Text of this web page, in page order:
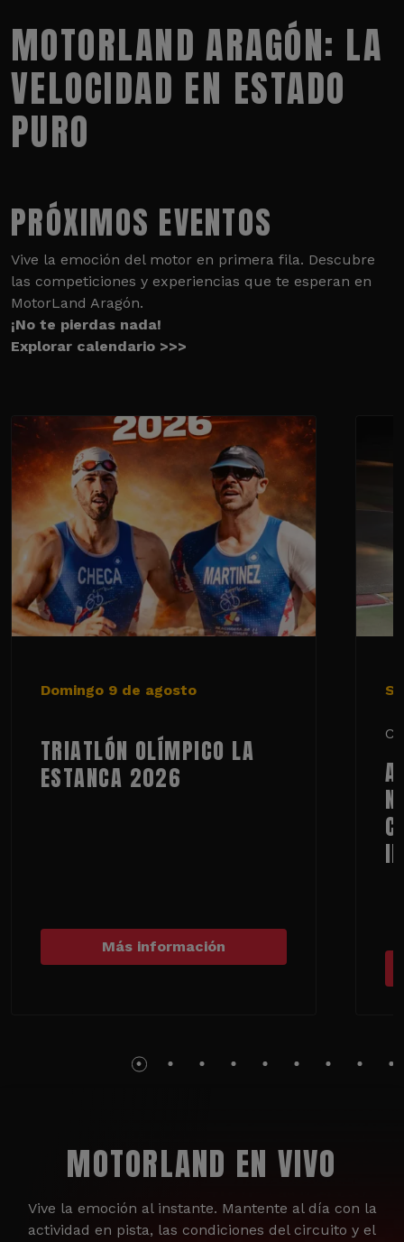
MOTORLAND ARAGÓN: LA
VELOCIDAD EN ESTADO
PURO
PRÓXIMOS EVENTOS
Vive la emoción del motor en primera fila. Descubre
las competiciones y experiencias que te esperan en
MotorLand Aragón.
¡No te pierdas nada!
Explorar calendario >>>
Domingo 9 de agosto
TRIATLÓN OLÍMPICO LA
ESTANCA 2026
Más información
MOTORLAND EN VIVO
Vive la emoción al instante. Mantente al día con la
actividad en pista, las condiciones del circuito y el